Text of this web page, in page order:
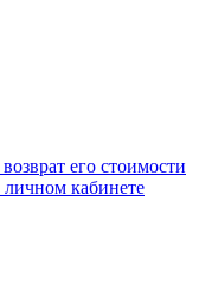
его стоимости
кабинете